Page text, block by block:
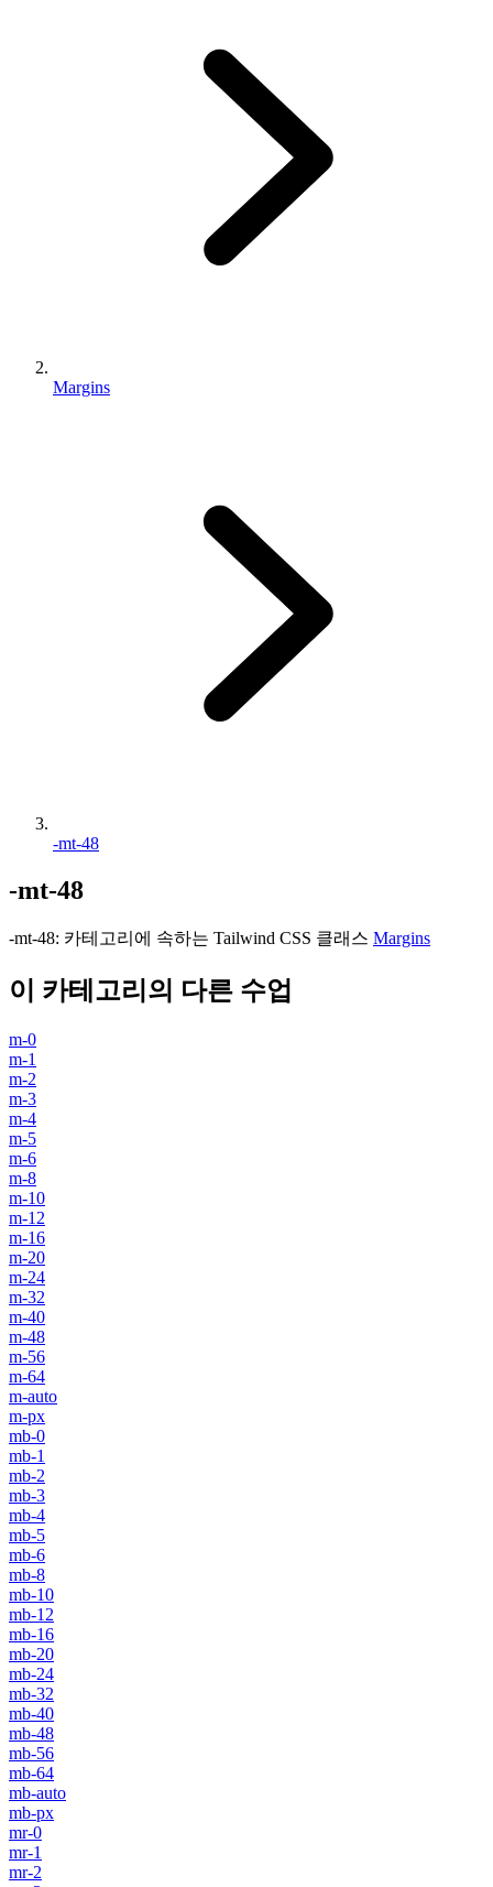
Margins
-mt-48
-mt-48
-mt-48: 카테고리에 속하는 Tailwind CSS 클래스 Margins
이 카테고리의 다른 수업
m-0
m-1
m-2
m-3
m-4
m-5
m-6
m-8
m-10
m-12
m-16
m-20
m-24
m-32
m-40
m-48
m-56
m-64
m-auto
m-px
mb-0
mb-1
mb-2
mb-3
mb-4
mb-5
mb-6
mb-8
mb-10
mb-12
mb-16
mb-20
mb-24
mb-32
mb-40
mb-48
mb-56
mb-64
mb-auto
mb-px
mr-0
mr-1
mr-2